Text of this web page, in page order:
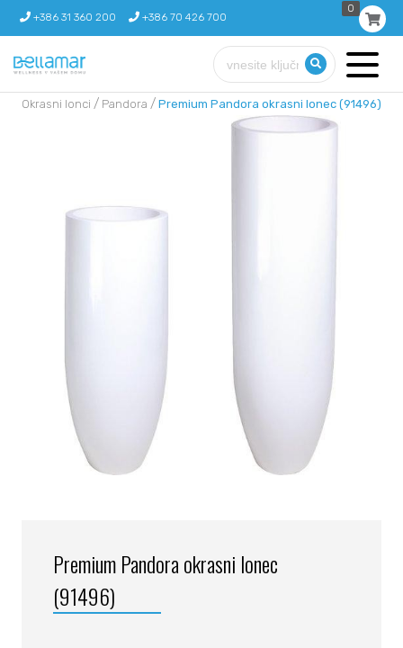
+386 31 360 200 +386 70 426 700
0
Okrasni lonci / Pandora / Premium Pandora okrasni lonec (91496)
Premium Pandora okrasni lonec
(91496)